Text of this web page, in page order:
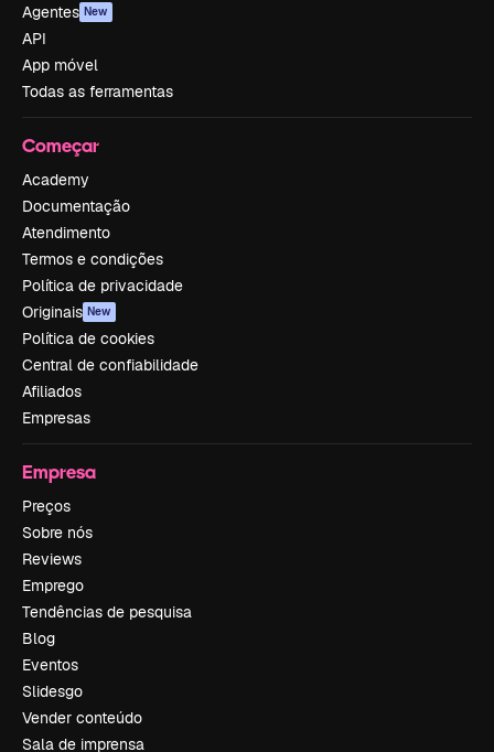
Agentes New
API
App móvel
Todas as ferramentas
Começar
Academy
Documentação
Atendimento
Termos e condições
Política de privacidade
Originais New
Política de cookies
Central de confiabilidade
Afiliados
Empresas
Empresa
Preços
Sobre nós
Reviews
Emprego
Tendências de pesquisa
Blog
Eventos
Slidesgo
Vender conteúdo
Sala de imprensa